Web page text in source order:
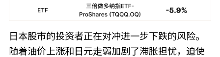
日本股市的投资者正在对冲进一步下跌的风险。
随着油价上涨和日元走弱加剧了滞胀担忧，迫使